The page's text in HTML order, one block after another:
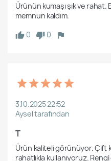
Ürünün kumaşı şık ve rahat.
0
0
3.10.2025 22:52
Aysel tarafından
T
Ürün kaliteli görünüyor. Çift